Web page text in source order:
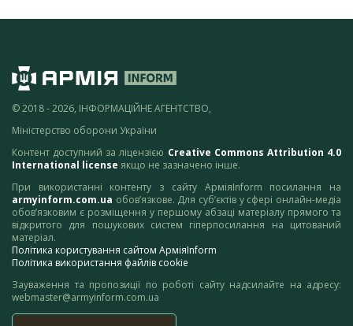
© 2018 - 2026, ІНФОРМАЦІЙНЕ АГЕНТСТВО,
Міністерство оборони України
Контент доступний за ліцензією Creative Commons Attribution 4.0
International license якщо не зазначено інше.
При використанні контенту з сайту АрміяInform посилання на
armyinform.com.ua обов’язкове. Для суб’єктів у сфері онлайн-медіа
обов’язковим є розміщення у першому абзаці матеріалу прямого та
відкритого для пошукових систем гіперпосилання на цитований
матеріал.
Політика користування сайтом АрміяInform
Політика використання файлів cookie
Зауваження та пропозиції по роботі сайту надсилайте на адресу:
webmaster@armyinform.com.ua